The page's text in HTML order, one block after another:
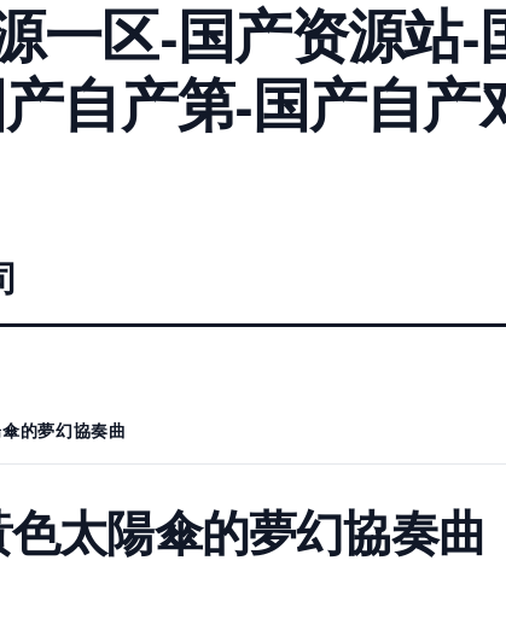
一区-国产资源站
自产第-国产自产
的夢幻協奏曲
太陽傘的夢幻協奏曲